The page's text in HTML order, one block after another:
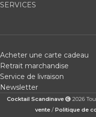
SERVICES
Acheter une carte cadeau
Retrait marchandise
Service de livraison
Newsletter
Cocktail Scandinave 2026
vente/ Politique de